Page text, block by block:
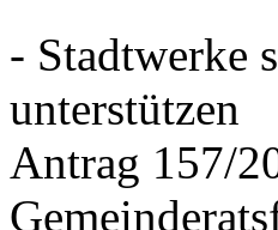
- Stadtwerke
unterstützen
Antrag 157/